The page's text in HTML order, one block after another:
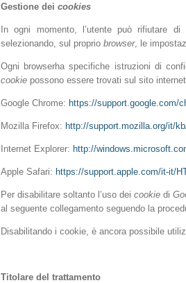
Gestione dei cookies
In ogni momento, l’utente può rifiutare
selezionando, sul proprio browser, le
Ogni browserha specifiche istruzioni di
cookie possono essere trovati sul sito
Google Chrome: https://support.google.com/
Mozilla Firefox: http://support.mozilla.org/it/
Internet Explorer: http://
Apple Safari: https://support.apple.com/it-it/
Per disabilitare soltanto l’uso dei cookie di
al seguente collegamento seguendo la
Disabilitando i cookie, è ancora possibile
Titolare del trattamento